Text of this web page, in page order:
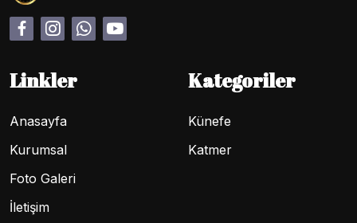
Linkler
Anasayfa
Kurumsal
Foto Galeri
İletişim
Kategoriler
Künefe
Katmer